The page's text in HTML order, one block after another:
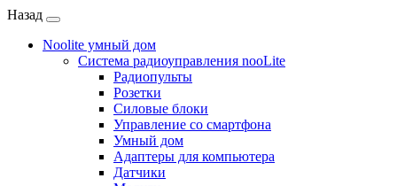
Назад
Noolite умный дом
Система радиоуправления nooLite
Радиопульты
Розетки
Силовые блоки
Управление со смартфона
Умный дом
Адаптеры для компьютера
Датчики